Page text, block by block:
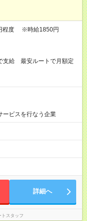
程度 ※時給1850円
支給 最安ルートで月額定
ービスを行なう企業
詳細へ
トスタッフ